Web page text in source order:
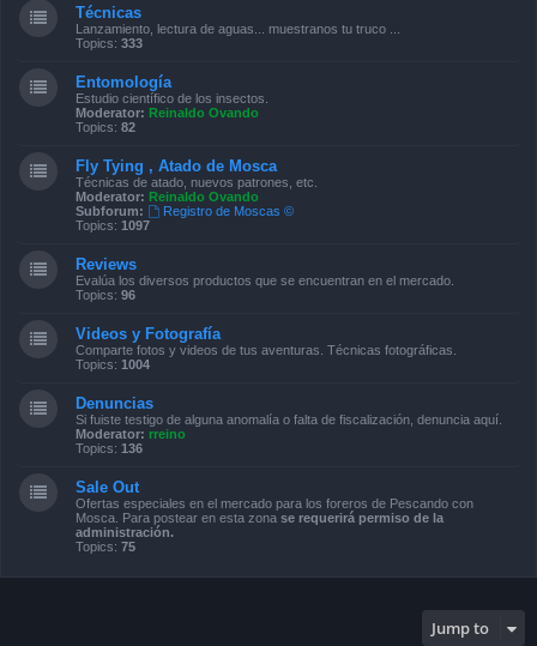
Técnicas
Lanzamiento, lectura de aguas... muestranos tu truco ...
Topics: 333
Entomología
Estudio científico de los insectos.
Moderator: Reinaldo Ovando
Topics: 82
Fly Tying , Atado de Mosca
Técnicas de atado, nuevos patrones, etc.
Moderator: Reinaldo Ovando
Subforum:
Registro de Moscas ©
Topics: 1097
Reviews
Evalúa los diversos productos que se encuentran en el mercado.
Topics: 96
Videos y Fotografía
Comparte fotos y videos de tus aventuras. Técnicas fotográficas.
Topics: 1004
Denuncias
Si fuiste testigo de alguna anomalía o falta de fiscalización, denuncia aquí.
Moderator: rreino
Topics: 136
Sale Out
Ofertas especiales en el mercado para los foreros de Pescando con
Mosca. Para postear en esta zona se requerirá permiso de la
administración.
Topics: 75
Jump to